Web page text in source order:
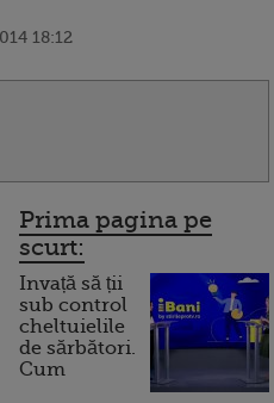
18:12
Prima pagina pe
scurt:
Invață să ții
sub control
cheltuielile
de sărbători.
Cum